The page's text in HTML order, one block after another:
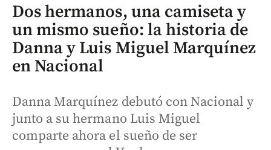
Dos hermanos, una camiseta y
un mismo sueño: la historia de
Danna y Luis Miguel Marquínez
en Nacional
Danna Marquínez debutó con Nacional y
junto a su hermano Luis Miguel
comparte ahora el sueño de ser